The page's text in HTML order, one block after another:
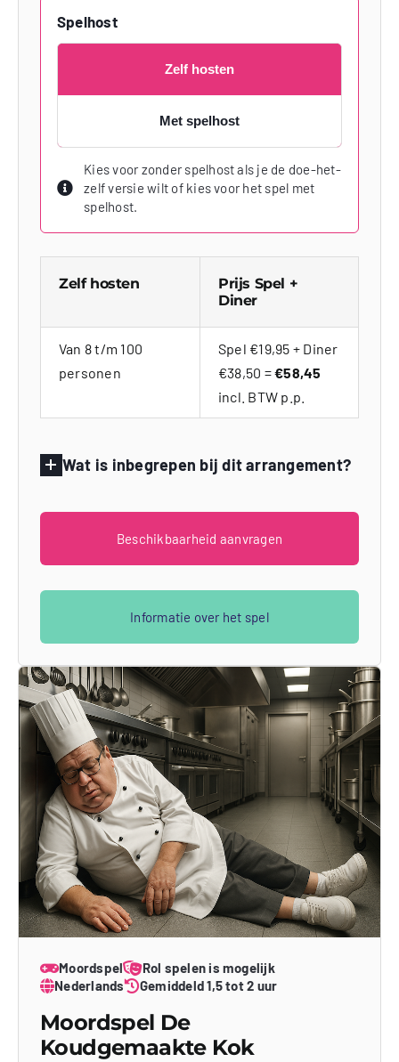
Spelhost
Zelf hosten
Met spelhost
Kies voor zonder spelhost als je de doe-het-
zelf versie wilt of kies voor het spel met
spelhost.
Zelf hosten
Prijs Spel +
Diner
Van 8 t/m 100
personen
Spel €19,95 + Diner
€38,50 =€58,45
incl. BTW p.p.
Wat is inbegrepen bij dit arrangement?
Beschikbaarheid aanvragen
Informatie over het spel
Moordspel
Rol spelen is mogelijk
Nederlands
Gemiddeld 1,5 tot 2 uur
Moordspel De
Koudgemaakte Kok